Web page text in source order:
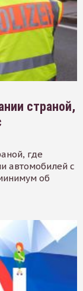
страной,
где
автомобилей с
об